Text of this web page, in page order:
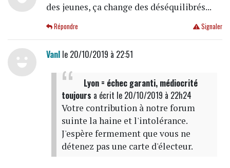
des jeunes, ça change des déséquilibrés...
Signaler
Répondre
Vanlle 20/10/2019 à 22:51
Lyon = échec garanti, médiocrité
toujours a écrit le 20/10/2019 à 22h24
Votre contribution à notre forum
suinte la haine et l'intolérance.
J'espère fermement que vous ne
détenez pas une carte d'électeur.